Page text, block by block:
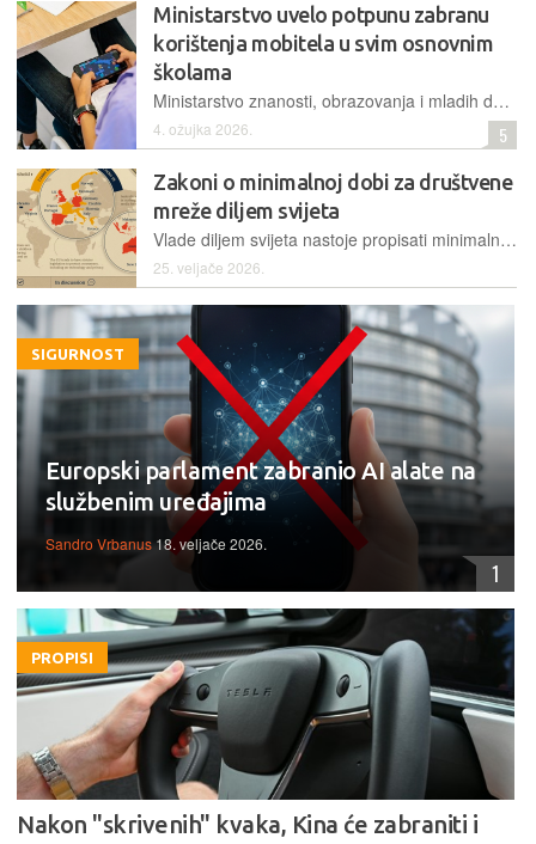
Ministarstvo uvelo potpunu zabranu
korištenja mobitela u svim osnovnim
školama
Ministarstvo znanosti, obrazovanja i mladih donijelo je novi Pravilnik o kriterijima za izricanje pedagoških mjera, a glavna izmjena odnosi se na zabranu upotrebe mobitela u osnovnim školama
4. ožujka 2026. 5
Zakoni o minimalnoj dobi za društvene
mreže diljem svijeta
Vlade diljem svijeta nastoje propisati minimalnu dob za korištenje društvenih mreža, navodeći zabrinutost za sigurnost na internetu i mentalno zdravlje mladih
25. veljače 2026.
SIGURNOST
Europski parlament zabranio AI alate na
službenim uređajima
Sandro Vrbanus 18. veljače 2026.
1
PROPISI
Nakon "skrivenih" kvaka, Kina će zabraniti i